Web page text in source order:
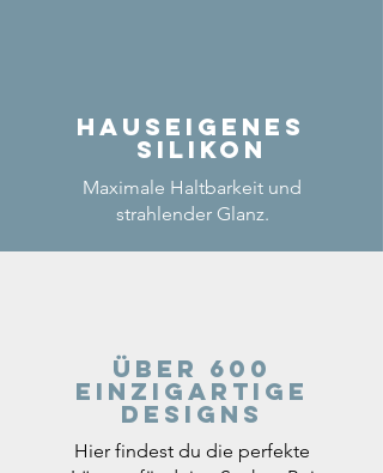
Hauseigenes
Silikon
Maximale Haltbarkeit und
strahlender Glanz.
Über 600
einzigartige
Designs
Hier findest du die perfekte